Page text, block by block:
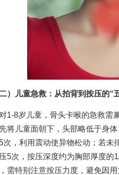
二）儿童急救：从拍背到按压的“
8岁儿童，骨头卡喉的急救需兼
将儿童面朝下，头部略低于身
次，利用震动使异物松动；若未
5次，按压深度约为胸部厚度的
需特别注意按压力度，避免因用